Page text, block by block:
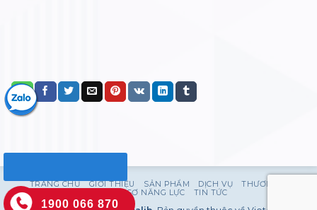
TRANG CHỦ GIỚI THIỆU SẢN PHẨM DỊCH VỤ
THƯƠNG HIỆU
HỒ SƠ NĂNG LỰC
TIN TỨC
1900 066 870